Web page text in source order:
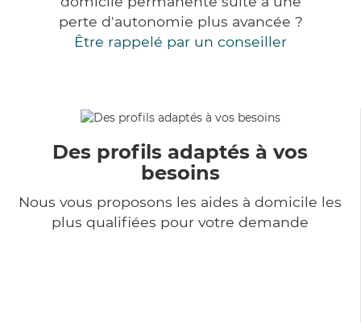
perte d'autonomie plus avancée ?
Être rappelé par un conseiller
Des profils adaptés à vos
besoins
Nous vous proposons les aides à domicile les
plus qualifiées pour votre demande